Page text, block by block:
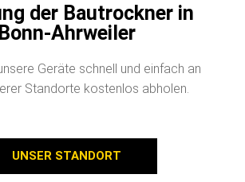
der Bautrockner in
Bonn-Ahrweiler
Geräte schnell und einfach an
Standorte kostenlos abholen.
UNSER STANDORT